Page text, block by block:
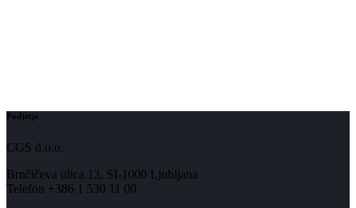
Podjetje
CGS d.o.o.
Brnčičeva ulica 13, SI-1000 Ljubljana
Telefon +386 1 530 11 00